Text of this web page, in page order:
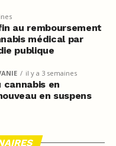
au remboursement
médical par
publique
il y a 3 semaines
en
en suspens